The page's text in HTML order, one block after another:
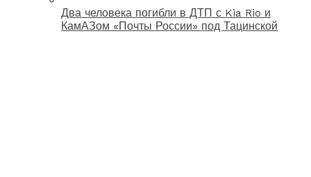
Два человека погибли в ДТП с Kia Rio и
КамАЗом «Почты России» под Тацинской